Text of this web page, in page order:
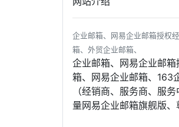
企业邮箱、网易企业邮箱授权
箱、外贸企业邮箱、
企业邮箱、网易企业邮
箱、网易企业邮箱、163
（经销商、服务商、服
量网易企业邮箱旗舰版、